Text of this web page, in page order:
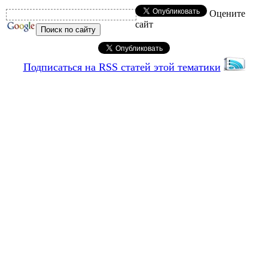
Оцените
сайт
Подписаться на RSS статей этой тематики